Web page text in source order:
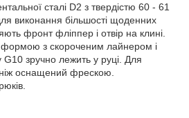
сталі D2 з твердістю 60 - 61
виконання більшості щоденних
фронт фліппер і отвір на клині.
з скороченим лайнером і
зручно лежить у руці. Для
оснащений фрескою.